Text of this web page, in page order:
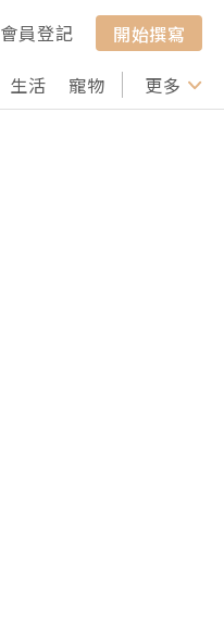
會員登記
開始撰寫
生活 寵物 行山 打卡
更多